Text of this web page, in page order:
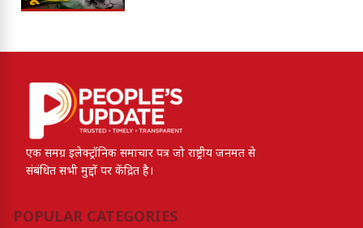
एक समग्र इलेक्ट्रॉनिक समाचार पत्र जो राष्ट्रीय जनमत से
संबंधित सभी मुद्दों पर केंद्रित है।
POPULAR CATEGORIES